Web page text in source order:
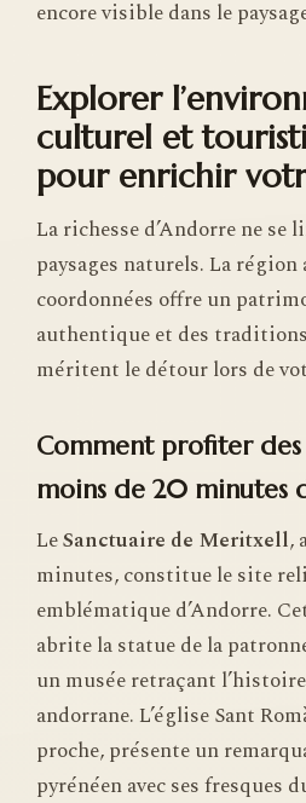
encore visible dans le
Explorer
culturel et
pour enrichir
La richesse d’Andorre ne se
paysages naturels. La région
coordonnées offre un
authentique et des
méritent le détour lors de
Comment profiter
moins de 20 minutes
LeSanctuaire de Meritxell,
minutes, constitue le site
emblématique d’Andorre.
abrite la statue de la
un musée retraçant
andorrane. L’église Sant
proche, présente un
pyrénéen avec ses fresques